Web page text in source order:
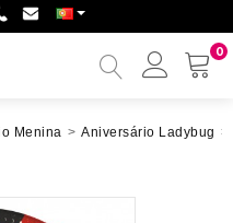
0
Minha
Menina > Aniversário Ladybug >